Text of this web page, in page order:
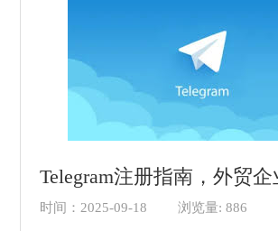
Telegram注册指南，外贸企
时间：2025-09-18 浏览量: 886